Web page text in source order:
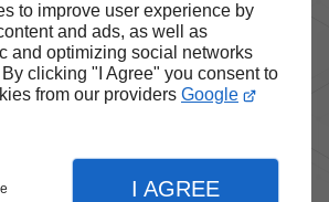
to improve user experience by
and ads, as well as
and optimizing social networks
clicking "I Agree" you consent to
from our providers Google
I AGREE
de santé et de